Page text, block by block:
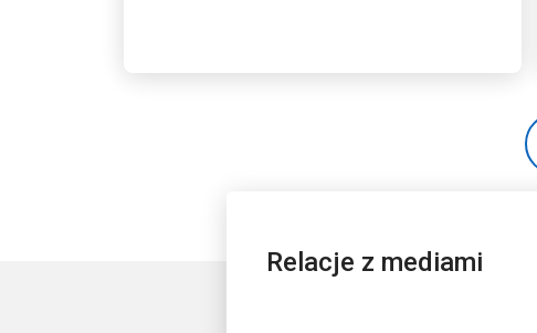
Relacje z mediami